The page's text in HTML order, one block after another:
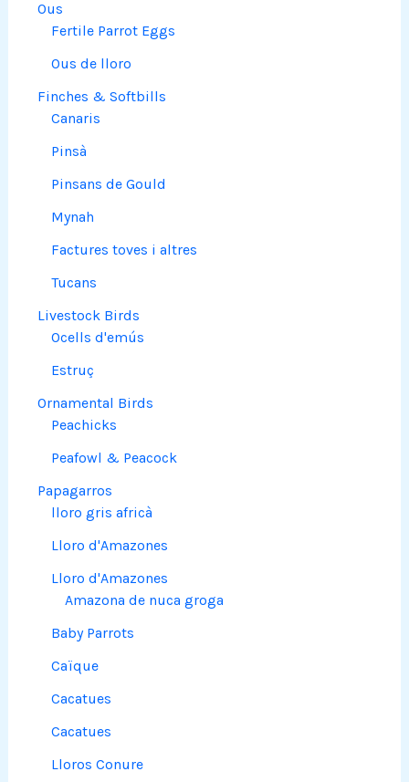
Ous
Fertile Parrot Eggs
Ous de lloro
Finches & Softbills
Canaris
Pinsà
Pinsans de Gould
Mynah
Factures toves i altres
Tucans
Livestock Birds
Ocells d'emús
Estruç
Ornamental Birds
Peachicks
Peafowl & Peacock
Papagarros
lloro gris africà
Lloro d'Amazones
Lloro d'Amazones
Amazona de nuca groga
Baby Parrots
Caïque
Cacatues
Cacatues
Lloros Conure